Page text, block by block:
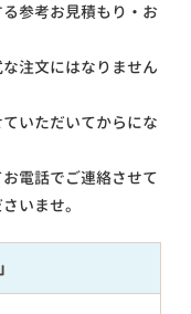
参考お見積もり・お
注文にはなりません
いただいてからにな
電話でご連絡させて
いませ。